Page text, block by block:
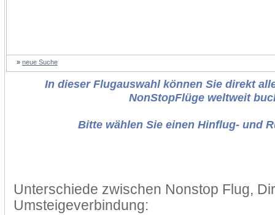
» neue Suche
In dieser Flugauswahl können Sie direkt
NonStopFlüge weltweit
Bitte wählen Sie einen Hinflug- und
Unterschiede zwischen Nonstop Flug,
Umsteigeverbindung: